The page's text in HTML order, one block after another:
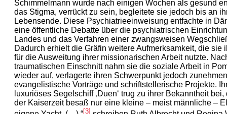
Schimmelmann wurde nach einigen Wochen als gesund
das Stigma, verrückt zu sein, begleitete sie jedoch bis an
Lebensende. Diese Psychiatrieeinweisung entfachte in
eine öffentliche Debatte über die psychiatrischen
Landes und das Verfahren einer zwangsweisen
Dadurch erhielt die Gräfin weitere Aufmerksamkeit, die sie
für die Ausweitung ihrer missionarischen Arbeit nutzte.
traumatischen Einschnitt nahm sie die soziale Arbeit in
wieder auf, verlagerte ihren Schwerpunkt jedoch
evangelistische Vorträge und schriftstellerische Projekte.
luxuriöses Segelschiff ‚Duen‘ trug zu ihrer Bekanntheit bei,
der Kaiserzeit besaß nur eine kleine – meist männliche –
[3]